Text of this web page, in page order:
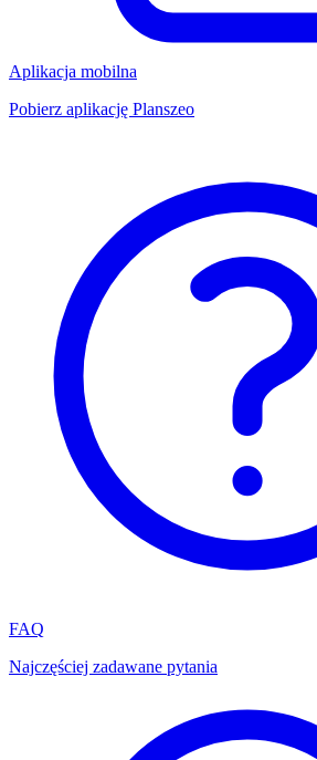
Aplikacja mobilna
Pobierz aplikację Planszeo
FAQ
Najczęściej zadawane pytania